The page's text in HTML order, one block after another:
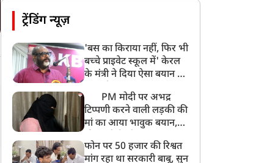
ट्रेंडिंग न्यूज़
'बस का किराया नहीं, फिर भी
बच्चे प्राइवेट स्कूल में' केरल
के मंत्री ने दिया ऐसा बयान की
PM मोदी पर अभद्र
टिप्पणी करने वाली लड़की की
मां का आया भावुक बयान,
बेटी को गोद लें प्रधानमंत्री
फोन पर 50 हजार की रिश्वत
मांग रहा था सरकारी बाबू, सुन